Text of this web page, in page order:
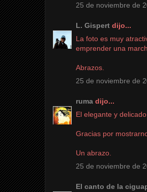
25 de noviembre de
L. Gispert dijo...
La foto es muy
emprender una
Abrazos.
25 de noviembre de
ruma dijo...
El elegante y
Gracias por
Un abrazo.
25 de noviembre de
El canto de la